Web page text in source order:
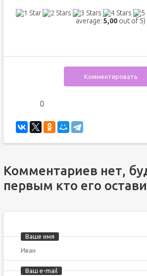
average:5,00 out of 5)
Комментировать
0
Комментариев нет,
первым кто его
Ваше имя
Ваш e-mail